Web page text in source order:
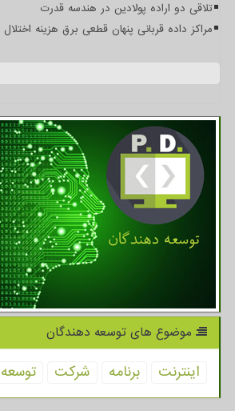
تلاقی دو اراده پولادین در هندسه قدرت
مراکز داده قربانی پنهان قطعی برق هزینه
موضوع های توسعه دهندگان
اینترنت برنامه شركت توسعه